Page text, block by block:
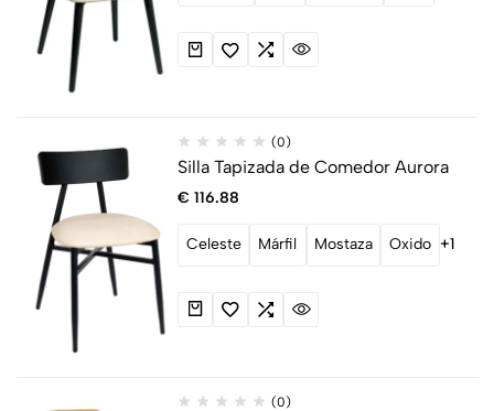
(0)
Silla Tapizada de Comedor Aurora
€ 116.88
Celeste Márfil Mostaza Oxido +1
(0)